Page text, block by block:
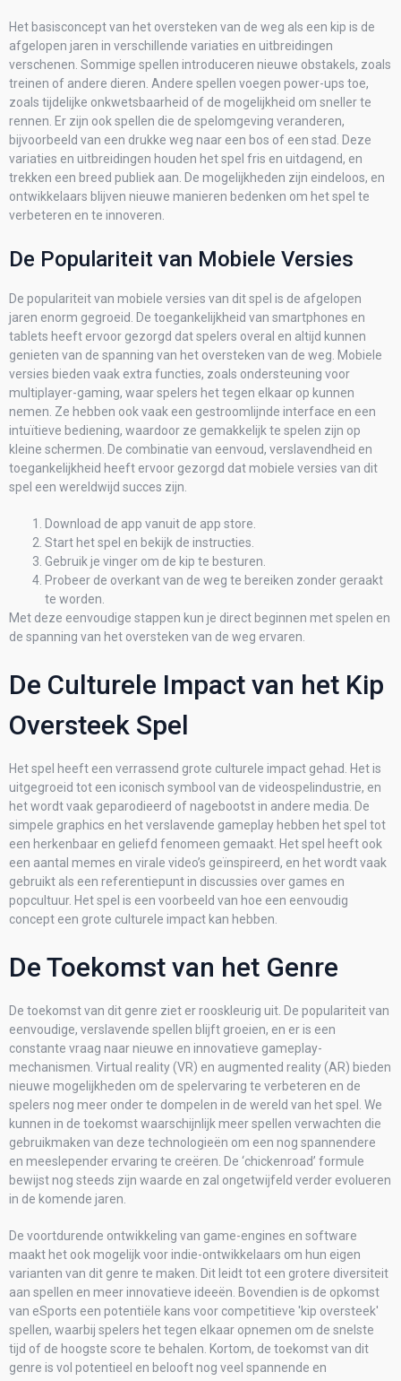
Het basisconcept van het oversteken van de weg als een kip is de
afgelopen jaren in verschillende variaties en uitbreidingen
verschenen. Sommige spellen introduceren nieuwe obstakels, zoals
treinen of andere dieren. Andere spellen voegen power-ups toe,
zoals tijdelijke onkwetsbaarheid of de mogelijkheid om sneller te
rennen. Er zijn ook spellen die de spelomgeving veranderen,
bijvoorbeeld van een drukke weg naar een bos of een stad. Deze
variaties en uitbreidingen houden het spel fris en uitdagend, en
trekken een breed publiek aan. De mogelijkheden zijn eindeloos, en
ontwikkelaars blijven nieuwe manieren bedenken om het spel te
verbeteren en te innoveren.
De Populariteit van Mobiele Versies
De populariteit van mobiele versies van dit spel is de afgelopen
jaren enorm gegroeid. De toegankelijkheid van smartphones en
tablets heeft ervoor gezorgd dat spelers overal en altijd kunnen
genieten van de spanning van het oversteken van de weg. Mobiele
versies bieden vaak extra functies, zoals ondersteuning voor
multiplayer-gaming, waar spelers het tegen elkaar op kunnen
nemen. Ze hebben ook vaak een gestroomlijnde interface en een
intuïtieve bediening, waardoor ze gemakkelijk te spelen zijn op
kleine schermen. De combinatie van eenvoud, verslavendheid en
toegankelijkheid heeft ervoor gezorgd dat mobiele versies van dit
spel een wereldwijd succes zijn.
Download de app vanuit de app store.
Start het spel en bekijk de instructies.
Gebruik je vinger om de kip te besturen.
Probeer de overkant van de weg te bereiken zonder geraakt
te worden.
Met deze eenvoudige stappen kun je direct beginnen met spelen en
de spanning van het oversteken van de weg ervaren.
De Culturele Impact van het Kip
Oversteek Spel
Het spel heeft een verrassend grote culturele impact gehad. Het is
uitgegroeid tot een iconisch symbool van de videospelindustrie, en
het wordt vaak geparodieerd of nagebootst in andere media. De
simpele graphics en het verslavende gameplay hebben het spel tot
een herkenbaar en geliefd fenomeen gemaakt. Het spel heeft ook
een aantal memes en virale video’s geïnspireerd, en het wordt vaak
gebruikt als een referentiepunt in discussies over games en
popcultuur. Het spel is een voorbeeld van hoe een eenvoudig
concept een grote culturele impact kan hebben.
De Toekomst van het Genre
De toekomst van dit genre ziet er rooskleurig uit. De populariteit van
eenvoudige, verslavende spellen blijft groeien, en er is een
constante vraag naar nieuwe en innovatieve gameplay-
mechanismen. Virtual reality (VR) en augmented reality (AR) bieden
nieuwe mogelijkheden om de spelervaring te verbeteren en de
spelers nog meer onder te dompelen in de wereld van het spel. We
kunnen in de toekomst waarschijnlijk meer spellen verwachten die
gebruikmaken van deze technologieën om een ​​nog spannendere
en meeslepender ervaring te creëren. De ‘chickenroad’ formule
bewijst nog steeds zijn waarde en zal ongetwijfeld verder evolueren
in de komende jaren.
De voortdurende ontwikkeling van game-engines en software
maakt het ook mogelijk voor indie-ontwikkelaars om hun eigen
varianten van dit genre te maken. Dit leidt tot een grotere diversiteit
aan spellen en meer innovatieve ideeën. Bovendien is de opkomst
van eSports een potentiële kans voor competitieve 'kip oversteek'
spellen, waarbij spelers het tegen elkaar opnemen om de snelste
tijd of de hoogste score te behalen. Kortom, de toekomst van dit
genre is vol potentieel en belooft nog veel spannende en